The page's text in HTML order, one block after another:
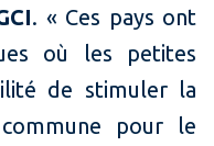
. « Ces pays ont
où les petites
de stimuler la
pour le